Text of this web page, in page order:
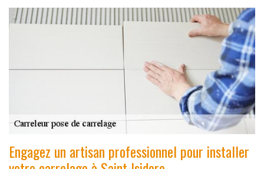
Engagez un artisan professionnel pour installer